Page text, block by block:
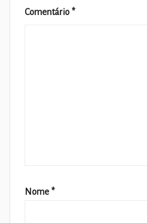
Comentário *
Nome *